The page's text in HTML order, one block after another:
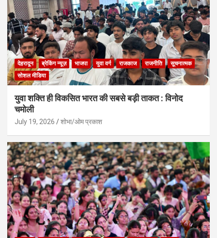
देहरादून ब्रेकिंग न्यूज़ भाजपा युवा वर्ग राजकाज राजनीति
सूचनात्मक
सोशल मीडिया
युवा शक्ति ही विकसित भारत की सबसे बड़ी ताकत : विनोद
चमोली
July 19, 2026 शोभा/ओम प्रकाश